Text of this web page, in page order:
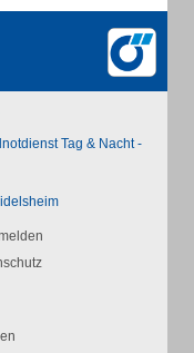
Tag & Nacht -